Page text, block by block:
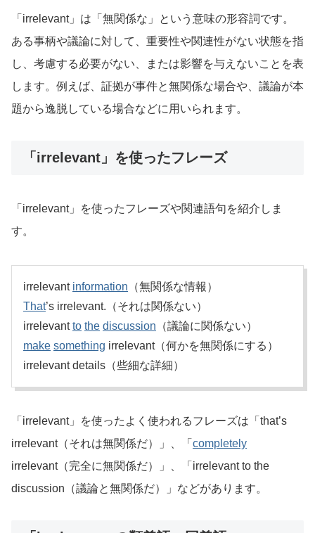
「irrelevant」は「無関係な」という意味の形容詞です。
ある事柄や議論に対して、重要性や関連性がない状態を指
し、考慮する必要がない、または影響を与えないことを表
します。例えば、証拠が事件と無関係な場合や、議論が本
題から逸脱している場合などに用いられます。
「irrelevant」を使ったフレーズ
「irrelevant」を使ったフレーズや関連語句を紹介しま
す。
irrelevant information （無関係な情報）
That’s irrelevant.（それは関係ない）
irrelevantto the discussion （議論に関係ない）
make something irrelevant（何かを無関係にする）
irrelevant details（些細な詳細）
「irrelevant」を使ったよく使われるフレーズは「that’s
irrelevant（それは無関係だ）」、「 completely
irrelevant（完全に無関係だ）」、「irrelevant to the
discussion（議論と無関係だ）」などがあります。